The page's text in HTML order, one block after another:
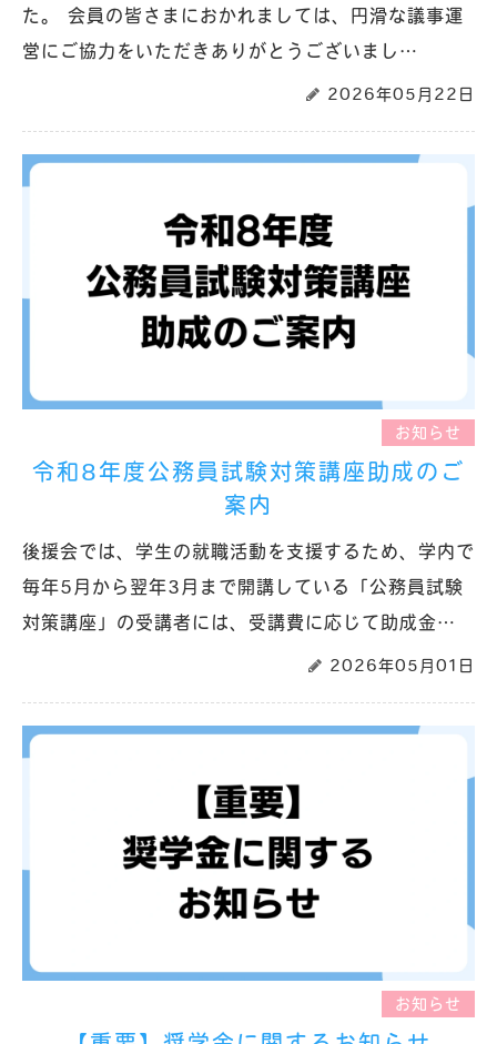
た。 会員の皆さまにおかれましては、円滑な議事運
営にご協力をいただきありがとうございまし…
2026年05月22日
お知らせ
令和8年度公務員試験対策講座助成のご
案内
後援会では、学生の就職活動を支援するため、学内で
毎年5月から翌年3月まで開講している「公務員試験
対策講座」の受講者には、受講費に応じて助成金…
2026年05月01日
お知らせ